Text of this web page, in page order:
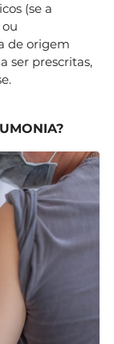
(se a
ou
de origem
ser prescritas,